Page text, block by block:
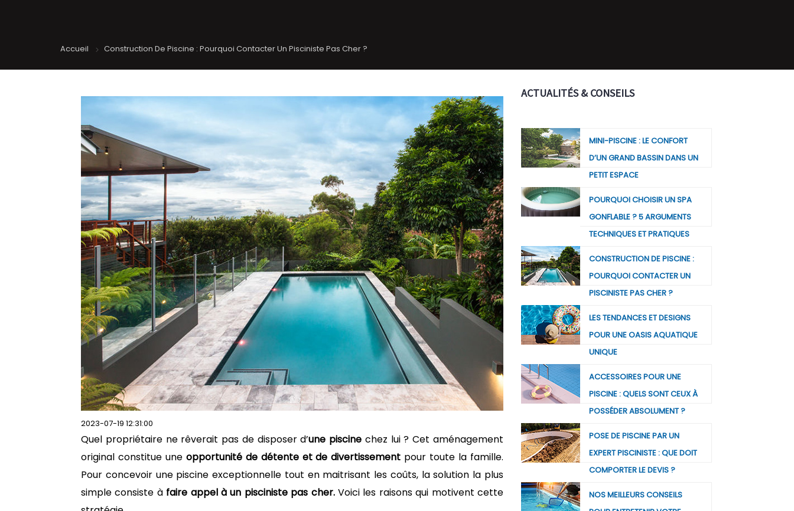
Accueil Construction De Piscine : Pourquoi Contacter Un Pisciniste Pas Cher ?
2023-07-19 12:31:00
Quel propriétaire ne rêverait pas de disposer d’une piscine chez lui ? Cet aménagement
original constitue une opportunité de détente et de divertissement pour toute la famille.
Pour concevoir une piscine exceptionnelle tout en maitrisant les coûts, la solution la plus
simple consiste à faire appel à un pisciniste pas cher.Voici les raisons qui motivent cette
ACTUALITÉS & CONSEILS
MINI-PISCINE : LE CONFORT
D’UN GRAND BASSIN DANS UN
PETIT ESPACE
POURQUOI CHOISIR UN SPA
GONFLABLE ? 5 ARGUMENTS
TECHNIQUES ET PRATIQUES
CONSTRUCTION DE PISCINE :
POURQUOI CONTACTER UN
PISCINISTE PAS CHER ?
LES TENDANCES ET DESIGNS
POUR UNE OASIS AQUATIQUE
UNIQUE
ACCESSOIRES POUR UNE
PISCINE : QUELS SONT CEUX À
POSSÉDER ABSOLUMENT ?
POSE DE PISCINE PAR UN
EXPERT PISCINISTE : QUE DOIT
COMPORTER LE DEVIS ?
NOS MEILLEURS CONSEILS